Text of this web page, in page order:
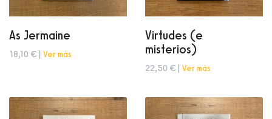
As Jermaine
18,10 € | Ver más
Virtudes (e
misterios)
22,50 € | Ver más